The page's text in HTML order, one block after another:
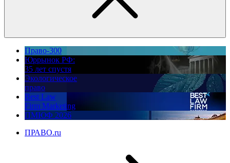
Право-300
Юррынок РФ:
35 лет спустя
Экологическое
право
Best Law
Firm Marketing
ПМЮФ 2026
ПРАВО.ru